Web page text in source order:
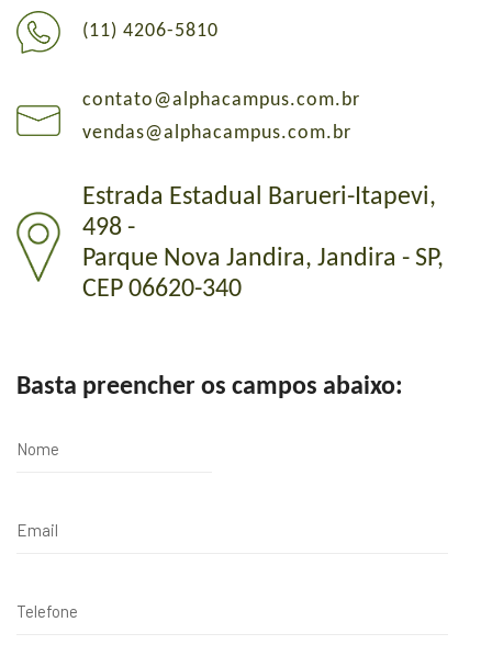
(11) 4206-5810
contato@alphacampus.com.br
vendas@alphacampus.com.br
Estrada Estadual Barueri-Itapevi,
498 -
Parque Nova Jandira, Jandira - SP,
CEP 06620-340
Basta preencher os campos abaixo: